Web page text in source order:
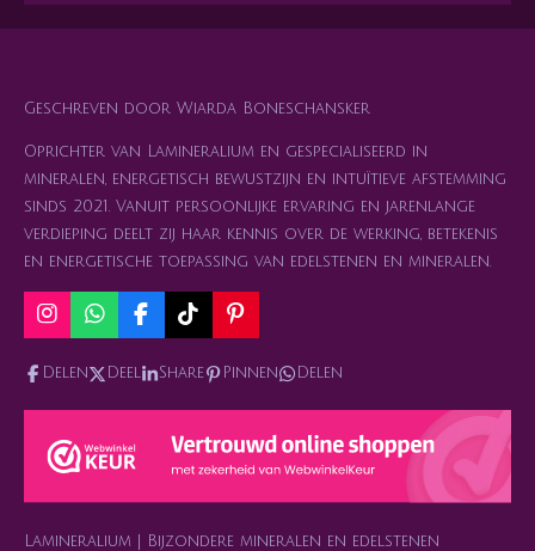
Geschreven door Wiarda Boneschansker
Oprichter van Lamineralium en gespecialiseerd in
mineralen, energetisch bewustzijn en intuïtieve afstemming
sinds 2021. Vanuit persoonlijke ervaring en jarenlange
verdieping deelt zij haar kennis over de werking, betekenis
en energetische toepassing van edelstenen en mineralen.
I
s
a
r
a
W
a
t
s
p
p
F
c
b
T
k
o
P
n
e
e
s
Delen Deel Share Pinnen Delen
Lamineralium | Bijzondere mineralen en edelstenen